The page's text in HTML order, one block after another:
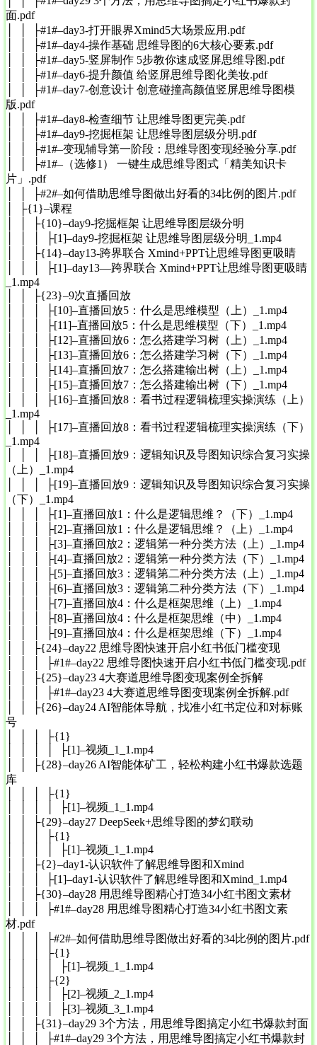
面.pdf
│ │ ├#1#–day3-打开眼界Xmind5大场景应用.pdf
│ │ ├#1#–day4-操作基础 思维导图的6大核心要素.pdf
│ │ ├#1#–day5-竖屏制作 5步教你速成竖屏思维导图.pdf
│ │ ├#1#–day6-提升颜值 给竖屏思维导图化美妆.pdf
│ │ ├#1#–day7-创意设计 创意碰撞高颜值竖屏思维导图模
版.pdf
│ │ ├#1#–day8-检查细节 让思维导图更完美.pdf
│ │ ├#1#–day9-挖掘框架 让思维导图层级分明.pdf
│ │ ├#1#–变现辅导第一阶段：思维导图变现经验分享.pdf
│ │ ├#1#–（选修1） 一键生成思维导图式「精美知识卡
片」.pdf
│ │ ├#2#–如何借助思维导图做出好看的34比例的图片.pdf
│ ├{1}–课程
│ │ ├{10}–day9-挖掘框架 让思维导图层级分明
│ │ │ ├[1]–day9-挖掘框架 让思维导图层级分明_1.mp4
│ │ ├{14}–day13-跨界联合 Xmind+PPT让思维导图更吸睛
│ │ │ ├[1]–day13—跨界联合 Xmind+PPT让思维导图更吸睛
_1.mp4
│ │ ├{23}–9次直播回放
│ │ │ ├[10]–直播回放5：什么是思维模型（上）_1.mp4
│ │ │ ├[11]–直播回放5：什么是思维模型（下）_1.mp4
│ │ │ ├[12]–直播回放6：怎么搭建学习树（上）_1.mp4
│ │ │ ├[13]–直播回放6：怎么搭建学习树（下）_1.mp4
│ │ │ ├[14]–直播回放7：怎么搭建输出树（上）_1.mp4
│ │ │ ├[15]–直播回放7：怎么搭建输出树（下）_1.mp4
│ │ │ ├[16]–直播回放8：看书过程逻辑梳理实操演练（上）
_1.mp4
│ │ │ ├[17]–直播回放8：看书过程逻辑梳理实操演练（下）
_1.mp4
│ │ │ ├[18]–直播回放9：逻辑知识及导图知识综合复习实操
（上）_1.mp4
│ │ │ ├[19]–直播回放9：逻辑知识及导图知识综合复习实操
（下）_1.mp4
│ │ │ ├[1]–直播回放1：什么是逻辑思维？（下）_1.mp4
│ │ │ ├[2]–直播回放1：什么是逻辑思维？（上）_1.mp4
│ │ │ ├[3]–直播回放2：逻辑第一种分类方法（上）_1.mp4
│ │ │ ├[4]–直播回放2：逻辑第一种分类方法（下）_1.mp4
│ │ │ ├[5]–直播回放3：逻辑第二种分类方法（上）_1.mp4
│ │ │ ├[6]–直播回放3：逻辑第二种分类方法（下）_1.mp4
│ │ │ ├[7]–直播回放4：什么是框架思维（上）_1.mp4
│ │ │ ├[8]–直播回放4：什么是框架思维（中）_1.mp4
│ │ │ ├[9]–直播回放4：什么是框架思维（下）_1.mp4
│ │ ├{24}–day22 思维导图快速开启小红书低门槛变现
│ │ │ ├#1#–day22 思维导图快速开启小红书低门槛变现.pdf
│ │ ├{25}–day23 4大赛道思维导图变现案例全拆解
│ │ │ ├#1#–day23 4大赛道思维导图变现案例全拆解.pdf
│ │ ├{26}–day24 AI智能体导航，找准小红书定位和对标账
号
│ │ │ ├{1}
│ │ │ │ ├[1]–视频_1_1.mp4
│ │ ├{28}–day26 AI智能体矿工，轻松构建小红书爆款选题
库
│ │ │ ├{1}
│ │ │ │ ├[1]–视频_1_1.mp4
│ │ ├{29}–day27 DeepSeek+思维导图的梦幻联动
│ │ │ ├{1}
│ │ │ │ ├[1]–视频_1_1.mp4
│ │ ├{2}–day1-认识软件了解思维导图和Xmind
│ │ │ ├[1]–day1-认识软件了解思维导图和Xmind_1.mp4
│ │ ├{30}–day28 用思维导图精心打造34小红书图文素材
│ │ │ ├#1#–day28 用思维导图精心打造34小红书图文素
材.pdf
│ │ │ ├#2#–如何借助思维导图做出好看的34比例的图片.pdf
│ │ │ ├{1}
│ │ │ │ ├[1]–视频_1_1.mp4
│ │ │ ├{2}
│ │ │ │ ├[2]–视频_2_1.mp4
│ │ │ │ ├[3]–视频_3_1.mp4
│ │ ├{31}–day29 3个方法，用思维导图搞定小红书爆款封面
│ │ │ ├#1#–day29 3个方法，用思维导图搞定小红书爆款封